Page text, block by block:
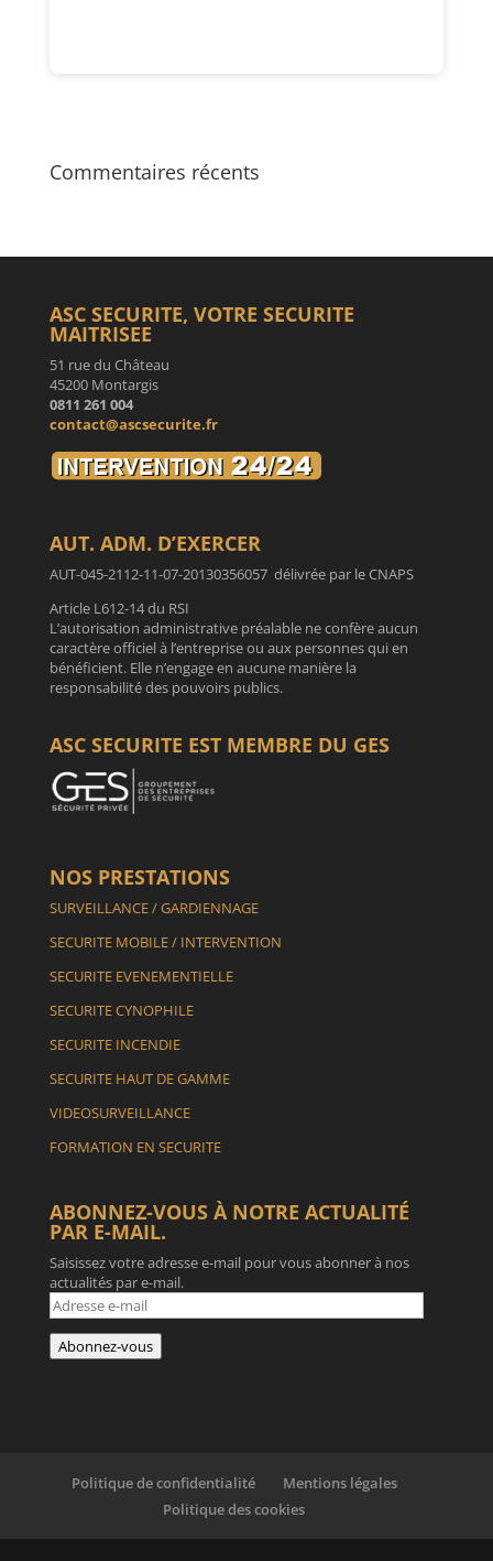
Commentaires récents
ASC SECURITE, VOTRE SECURITE
MAITRISEE
51 rue du Château
45200 Montargis
0811 261 004
contact@ascsecurite.fr
AUT. ADM. D’EXERCER
AUT-045-2112-11-07-20130356057 délivrée par le CNAPS
Article L612-14 du RSI
L’autorisation administrative préalable ne confère aucun
caractère officiel à l’entreprise ou aux personnes qui en
bénéficient. Elle n’engage en aucune manière la
responsabilité des pouvoirs publics.
ASC SECURITE EST MEMBRE DU GES
NOS PRESTATIONS
SURVEILLANCE / GARDIENNAGE
SECURITE MOBILE / INTERVENTION
SECURITE EVENEMENTIELLE
SECURITE CYNOPHILE
SECURITE INCENDIE
SECURITE HAUT DE GAMME
VIDEOSURVEILLANCE
FORMATION EN SECURITE
ABONNEZ-VOUS À NOTRE ACTUALITÉ
PAR E-MAIL.
Saisissez votre adresse e-mail pour vous abonner à nos
actualités par e-mail.
Adresse
e-
mail
Abonnez-vous
Politique de confidentialité
Mentions légales
Politique des cookies